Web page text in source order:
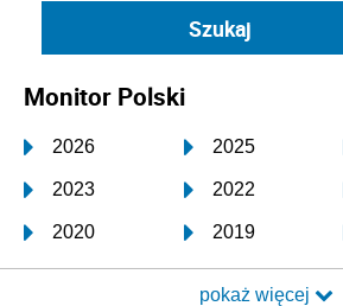
Monitor Polski
2026 2025
2023 2022
2020 2019
2017 2016
pokaż więcej